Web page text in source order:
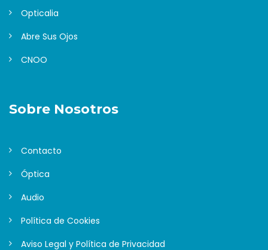
Opticalia
Abre Sus Ojos
CNOO
Sobre Nosotros
Contacto
Óptica
Audio
Política de Cookies
Aviso Legal y Política de Privacidad